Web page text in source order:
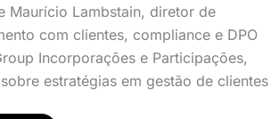
Maurício Lambstain, diretor de
com clientes, compliance e DPO
Incorporações e Participações,
estratégias em gestão de clientes